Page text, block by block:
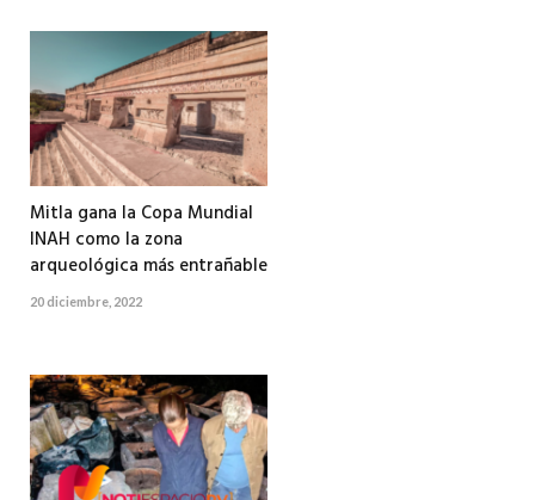
Mitla gana la Copa Mundial
INAH como la zona
arqueológica más entrañable
20 diciembre, 2022